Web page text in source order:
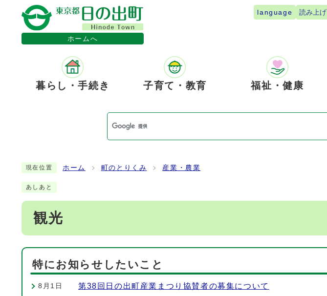
ホームへ
language 読み上げ
暮らし・手続き 子育て・教育 福祉・健康
現在位置 ホーム 町のとりくみ 産業・農業
あしあと
観光
特にお知らせしたいこと
8月1日 第38回日の出町産業まつり協賛者の募集について